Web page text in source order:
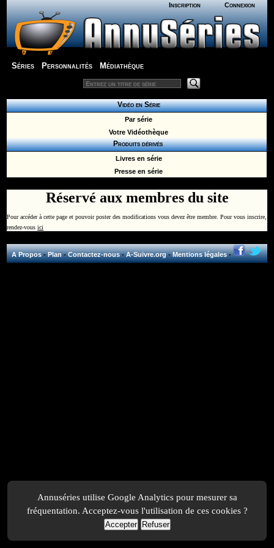
Inscription Connexion
Séries Personnalités Médiathèque
Vidéo en Série
Par série
Votre Vidéothèque
Produits dérivés
Livres en série
Presse en série
Réservé aux membres du site
Pour accéder à cette page et pouvoir poster des modifications vous devez être membre. Pour vous inscrire,
rendez-vousici
A Propos-Plan-Contactez-nous-A-Suivre.org-Mentions légales-
Annuséries utilise Google Analytics pour mesurer sa
fréquentation. Acceptez-vous l'utilisation de ces cookies ?
Accepter Refuser